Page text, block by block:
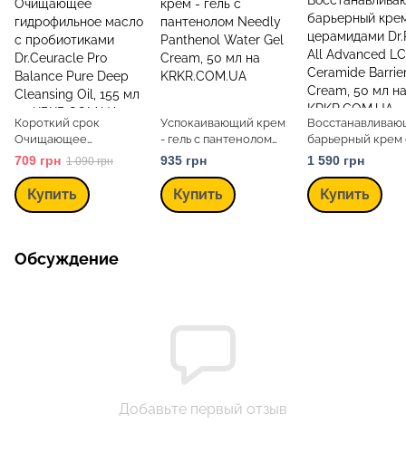
Короткий срок
Очищающее
гидрофильное масло с
пробиотиками
Dr.Ceuracle Pro
Balance Pure Deep
709 грн 1 090 грн
Купить
Успокаивающий крем
- гель с пантенолом
Needly Panthenol
Water Gel Cream, 50 мл
935 грн
Купить
барьерный крем
церамидами
All Advanced LC-
Ceramide Barrier
Cream, 50 мл
1 590 грн
Купить
Обсуждение
Добавьте первый отзыв